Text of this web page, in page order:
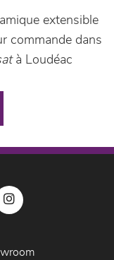
extensible
commande dans
à Loudéac